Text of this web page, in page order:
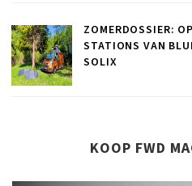
ZOMERDOSSIER:
STATIONS VAN
SOLIX
KOOP FWD